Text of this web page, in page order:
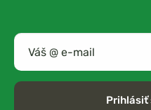
Prihlásiť